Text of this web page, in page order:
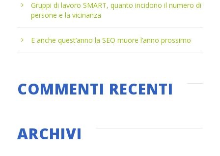
Gruppi di lavoro SMART, quanto incidono il numero di
persone e la vicinanza
E anche quest’anno la SEO muore l’anno prossimo
COMMENTI RECENTI
ARCHIVI